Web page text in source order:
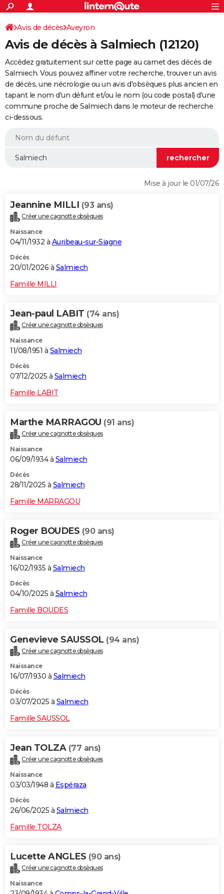
ACTUALITÉS
Politique
Société
Faits Divers
Education
Monde
Villes
+
SPORT
Coupe du monde 2026
Football
Tennis
Cyclisme
Rugby
Forum
Programme TV
TNT
Streaming
Cinéma
Sorties cinéma
Musique
+
FINANCE
Retraite
Epargne
Immobilier
Risques naturels par ville
Assurance
AUTO
Essais
Réserver un essai
Citadines
Berlines
SUV
Forum auto
+HIGH-TECH
BRICOLAGE
WEEK-END
Alimentation
Guide de la santé
Maladies
Médicaments
Sommeil
VOYAGE
Destinations
City break
Voyage nature
Voyage de noces
Forum
Climat
+PHOTO
GUIDES D'ACHAT
Carte de Noël
Carte Bonne année
Carte Saint-Valentin
Carte Pâques
Carte d'anniversaire
DICTIONNAIRE
Dictionnaire
Biographies
Citations
Expressions
Proverbes
PROGRAMME TV
S'inscrire
Se connecter
Lycées
Collèges
Primaires
Universités
Entreprises
Service militaire
Avis de recherche
AVIS DE DÉCÈS
FORUM
Bricolage
Television
Avis de décès Aveyron
Avis de décès à Salmiech (12120)
Accédez gratuitement sur cette page au carnet des décès de
Salmiech. Vous pouvez affiner votre recherche, trouver un avis
de décès, une nécrologie ou un avis d'obsèques plus ancien en
tapant le nom d'un défunt et/ou le nom (ou code postal) d'une
commune proche de Salmiech dans le moteur de recherche
ci-dessous.
Mise à jour le 01/07/26
Jeannine MILLI (93 ans)
Créer une cagnotte obsèques
Naissance
04/11/1932 à Auribeau-sur-Siagne
Décès
20/01/2026 à Salmiech
Famille MILLI
Jean-paul LABIT (74 ans)
Créer une cagnotte obsèques
Naissance
11/08/1951 à Salmiech
Décès
07/12/2025 à Salmiech
Famille LABIT
Marthe MARRAGOU (91 ans)
Créer une cagnotte obsèques
Naissance
06/09/1934 à Salmiech
Décès
28/11/2025 à Salmiech
Famille MARRAGOU
Roger BOUDES (90 ans)
Créer une cagnotte obsèques
Naissance
16/02/1935 à Salmiech
Décès
04/10/2025 à Salmiech
Famille BOUDES
Genevieve SAUSSOL (94 ans)
Créer une cagnotte obsèques
Naissance
16/07/1930 à Salmiech
Décès
03/07/2025 à Salmiech
Famille SAUSSOL
Jean TOLZA (77 ans)
Créer une cagnotte obsèques
Naissance
03/03/1948 à Espéraza
Décès
26/06/2025 à Salmiech
Famille TOLZA
Lucette ANGLES (90 ans)
Créer une cagnotte obsèques
Naissance